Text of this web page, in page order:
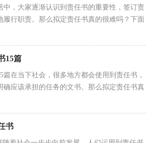
中，大家逐渐认识到责任书的重要性，签订责
履行职责。那么拟定责任书真的很难吗？下面
任书范文，欢迎阅读，希望大家...
15篇
篇在当下社会，很多地方都会使用到责任书，
确应该承担的任务的文书。那么拟定责任书真
心整理的小学安全工作责任书...
书